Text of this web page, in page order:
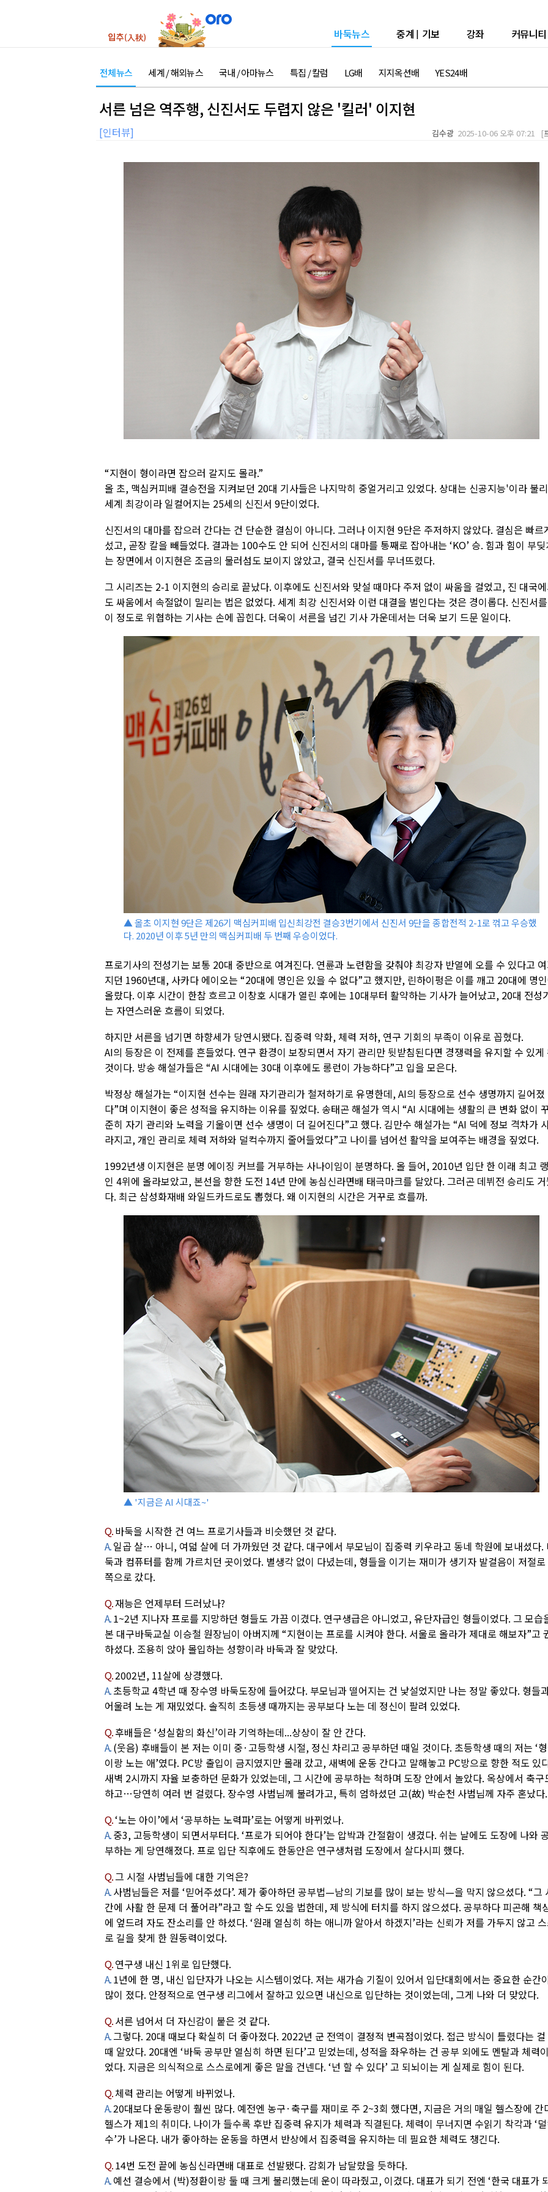
바둑뉴스 중계 | 기보 강좌 커뮤니티
전체뉴스 세계 / 해외뉴스 국내 / 아마뉴스 특집 / 칼럼 LG배 지지옥션배 YES24배
서른 넘은 역주행, 신진서도 두렵지 않은 '킬러' 이지현
[인터뷰] 김수광 2025-10-06 오후 07:21 [
“지현이 형이라면 잡으러 갈지도 몰라.”
올 초, 맥심커피배 결승전을 지켜보던 20대 기사들은 나지막히 중얼거리고 있었다. 상대는 신공지능'이라 불
세계 최강이라 일컬어지는 25세의 신진서 9단이었다.
신진서의 대마를 잡으러 간다는 건 단순한 결심이 아니다. 그러나 이지현 9단은 주저하지 않았다. 결심은 빠르
섰고, 곧장 칼을 빼들었다. 결과는 100수도 안 되어 신진서의 대마를 통째로 잡아내는 ‘KO’ 승. 힘과 힘이 부딪
는 장면에서 이지현은 조금의 물러섬도 보이지 않았고, 결국 신진서를 무너뜨렸다.
그 시리즈는 2-1 이지현의 승리로 끝났다. 이후에도 신진서와 맞설 때마다 주저 없이 싸움을 걸었고, 진 대국
도 싸움에서 속절없이 밀리는 법은 없었다. 세계 최강 신진서와 이런 대결을 벌인다는 것은 경이롭다. 신진서를
이 정도로 위협하는 기사는 손에 꼽힌다. 더욱이 서른을 넘긴 기사 가운데서는 더욱 보기 드문 일이다.
▲ 올초 이지현 9단은 제26기 맥심커피배 입신최강전 결승3번기에서 신진서 9단을 종합전적 2-1로 꺾고 우승했
다. 2020년 이후 5년 만의 맥심커피배 두 번째 우승이었다.
프로기사의 전성기는 보통 20대 중반으로 여겨진다. 연륜과 노련함을 갖춰야 최강자 반열에 오를 수 있다고
지던 1960년대, 사카다 에이오는 “20대에 명인은 있을 수 없다”고 했지만, 린하이펑은 이를 깨고 20대에 명
올랐다. 이후 시간이 한참 흐르고 이창호 시대가 열린 후에는 10대부터 활약하는 기사가 늘어났고, 20대 전성
는 자연스러운 흐름이 되었다.
하지만 서른을 넘기면 하향세가 당연시됐다. 집중력 약화, 체력 저하, 연구 기회의 부족이 이유로 꼽혔다.
AI의 등장은 이 전제를 흔들었다. 연구 환경이 보장되면서 자기 관리만 뒷받침된다면 경쟁력을 유지할 수 있게
것이다. 방송 해설가들은 “AI 시대에는 30대 이후에도 롱런이 가능하다”고 입을 모은다.
박정상 해설가는 “이지현 선수는 원래 자기관리가 철저하기로 유명한데, AI의 등장으로 선수 생명까지 길어졌
다”며 이지현이 좋은 성적을 유지하는 이유를 짚었다. 송태곤 해설가 역시 “AI 시대에는 생활의 큰 변화 없이
준히 자기 관리와 노력을 기울이면 선수 생명이 더 길어진다”고 했다. 김만수 해설가는 “AI 덕에 정보 격차가
라지고, 개인 관리로 체력 저하와 덜컥수까지 줄어들었다”고 나이를 넘어선 활약을 보여주는 배경을 짚었다.
1992년생 이지현은 분명 에이징 커브를 거부하는 사나이임이 분명하다. 올 들어, 2010년 입단 한 이래 최고
인 4위에 올라보았고, 본선을 향한 도전 14년 만에 농심신라면배 태극마크를 달았다. 그러곤 데뷔전 승리도
다. 최근 삼성화재배 와일드카드로도 뽑혔다. 왜 이지현의 시간은 거꾸로 흐를까.
▲ '지금은 AI 시대죠~'
Q.바둑을 시작한 건 여느 프로기사들과 비슷했던 것 같다.
A.일곱 살… 아니, 여덟 살에 더 가까웠던 것 같다. 대구에서 부모님이 집중력 키우라고 동네 학원에 보내셨다.
둑과 컴퓨터를 함께 가르치던 곳이었다. 별생각 없이 다녔는데, 형들을 이기는 재미가 생기자 발걸음이 저절로
쪽으로 갔다.
Q.재능은 언제부터 드러났나?
A.1~2년 지나자 프로를 지망하던 형들도 가끔 이겼다. 연구생급은 아니었고, 유단자급인 형들이었다. 그 모습
본 대구바둑교실 이승철 원장님이 아버지께 “지현이는 프로를 시켜야 한다. 서울로 올라가 제대로 해보자”고
하셨다. 조용히 앉아 몰입하는 성향이라 바둑과 잘 맞았다.
Q.2002년, 11살에 상경했다.
A.초등학교 4학년 때 장수영 바둑도장에 들어갔다. 부모님과 떨어지는 건 낯설었지만 나는 정말 좋았다. 형들
어울려 노는 게 재밌었다. 솔직히 초등생 때까지는 공부보다 노는 데 정신이 팔려 있었다.
Q.후배들은 ‘성실함의 화신’이라 기억하는데...상상이 잘 안 간다.
A.(웃음) 후배들이 본 저는 이미 중·고등학생 시절, 정신 차리고 공부하던 때일 것이다. 초등학생 때의 저는 ‘
이랑 노는 애’였다. PC방 출입이 금지였지만 몰래 갔고, 새벽에 운동 간다고 말해놓고 PC방으로 향한 적도 있
새벽 2시까지 자율 보충하던 문화가 있었는데, 그 시간에 공부하는 척하며 도장 안에서 놀았다. 옥상에서 축구
하고…당연히 여러 번 걸렸다. 장수영 사범님께 불려가고, 특히 엄하셨던 고(故) 박순천 사범님께 자주 혼났다.
Q.‘노는 아이’에서 ‘공부하는 노력파’로는 어떻게 바뀌었나.
A.중3, 고등학생이 되면서부터다. ‘프로가 되어야 한다’는 압박과 간절함이 생겼다. 쉬는 날에도 도장에 나와
부하는 게 당연해졌다. 프로 입단 직후에도 한동안은 연구생처럼 도장에서 살다시피 했다.
Q.그 시절 사범님들에 대한 기억은?
A.사범님들은 저를 ‘믿어주셨다’. 제가 좋아하던 공부법—남의 기보를 많이 보는 방식—을 막지 않으셨다. “그
간에 사활 한 문제 더 풀어라”라고 할 수도 있을 법한데, 제 방식에 터치를 하지 않으셨다. 공부하다 피곤해 책
에 엎드려 자도 잔소리를 안 하셨다. ‘원래 열심히 하는 애니까 알아서 하겠지’라는 신뢰가 저를 가두지 않고
로 길을 찾게 한 원동력이었다.
Q.연구생 내신 1위로 입단했다.
A.1년에 한 명, 내신 입단자가 나오는 시스템이었다. 저는 새가슴 기질이 있어서 입단대회에서는 중요한 순간
많이 졌다. 안정적으로 연구생 리그에서 잘하고 있으면 내신으로 입단하는 것이었는데, 그게 나와 더 맞았다.
Q.서른 넘어서 더 자신감이 붙은 것 같다.
A.그렇다. 20대 때보다 확실히 더 좋아졌다. 2022년 군 전역이 결정적 변곡점이었다. 접근 방식이 틀렸다는 걸
때 알았다. 20대엔 ‘바둑 공부만 열심히 하면 된다’고 믿었는데, 성적을 좌우하는 건 공부 외에도 멘탈과 체력이
었다. 지금은 의식적으로 스스로에게 좋은 말을 건넨다. ‘넌 할 수 있다’ 고 되뇌이는 게 실제로 힘이 된다.
Q.체력 관리는 어떻게 바뀌었나.
A.20대보다 운동량이 훨씬 많다. 예전엔 농구·축구를 재미로 주 2~3회 했다면, 지금은 거의 매일 헬스장에 간
헬스가 제1의 취미다. 나이가 들수록 후반 집중력 유지가 체력과 직결된다. 체력이 무너지면 수읽기 착각과 ‘
수’가 나온다. 내가 좋아하는 운동을 하면서 반상에서 집중력을 유지하는 데 필요한 체력도 챙긴다.
Q.14번 도전 끝에 농심신라면배 대표로 선발됐다. 감회가 남달랐을 듯하다.
A.예선 결승에서 (박)정환이랑 둘 때 크게 불리했는데 운이 따라줬고, 이겼다. 대표가 되기 전엔 ‘한국 대표가